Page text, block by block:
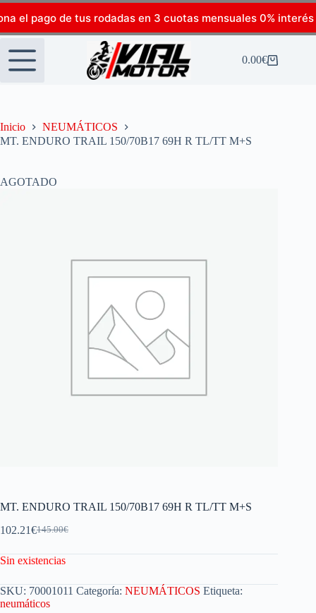
el pago de tus rodadas en 3 cuotas mensuales 0% interés
0.00€
Inicio
NEUMÁTICOS
MT. ENDURO TRAIL 150/70B17 69H R TL/TT M+S
AGOTADO
MT. ENDURO TRAIL 150/70B17 69H R TL/TT M+S
145.00€
102.21€
Sin existencias
SKU: 70001011 Categoría: NEUMÁTICOS Etiqueta:
neumáticos